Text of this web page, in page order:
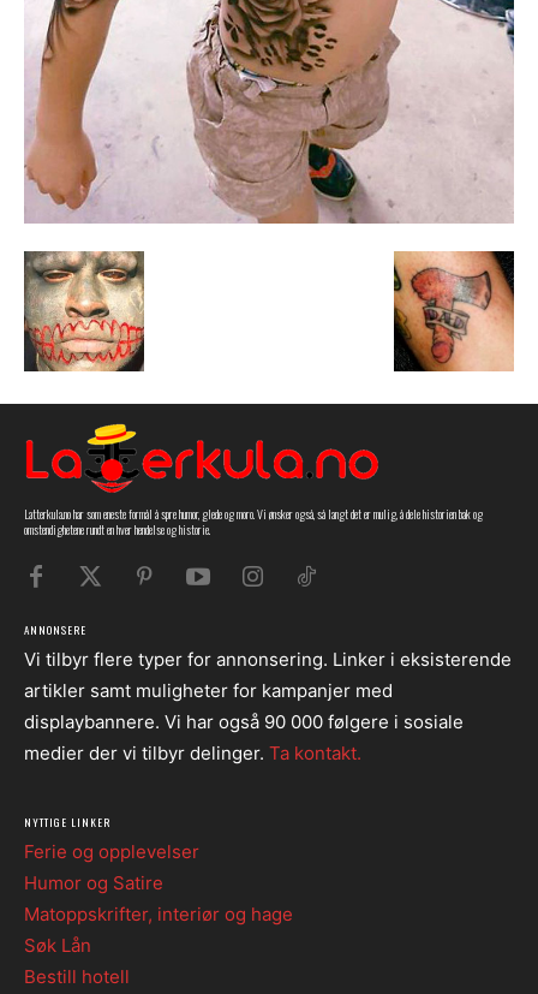
Latterkula.no har som eneste formål å spre humor, glede og moro. Vi ønsker også, så langt det er mulig, å dele historien bak og
omstendighetene rundt en hver hendelse og historie.
ANNONSERE
Vi tilbyr flere typer for annonsering. Linker i eksisterende
artikler samt muligheter for kampanjer med
displaybannere. Vi har også 90 000 følgere i sosiale
medier der vi tilbyr delinger. Ta kontakt.
NYTTIGE LINKER
Ferie og opplevelser
Humor og Satire
Matoppskrifter, interiør og hage
Søk Lån
Bestill hotell